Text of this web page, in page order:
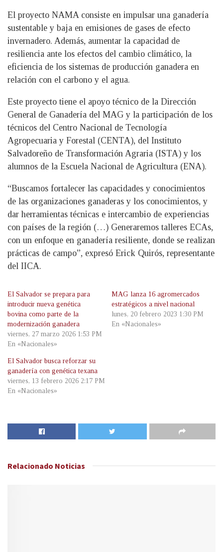
El proyecto NAMA consiste en impulsar una ganadería
sustentable y baja en emisiones de gases de efecto
invernadero. Además, aumentar la capacidad de
resiliencia ante los efectos del cambio climático, la
eficiencia de los sistemas de producción ganadera en
relación con el carbono y el agua.
Este proyecto tiene el apoyo técnico de la Dirección
General de Ganadería del MAG y la participación de los
técnicos del Centro Nacional de Tecnología
Agropecuaria y Forestal (CENTA), del Instituto
Salvadoreño de Transformación Agraria (ISTA) y los
alumnos de la Escuela Nacional de Agricultura (ENA).
“Buscamos fortalecer las capacidades y conocimientos
de las organizaciones ganaderas y los conocimientos, y
dar herramientas técnicas e intercambio de experiencias
con países de la región (…) Generaremos talleres ECAs,
con un enfoque en ganadería resiliente, donde se realizan
prácticas de campo”, expresó Erick Quirós, representante
del IICA.
El Salvador se prepara para
introducir nueva genética
bovina como parte de la
modernización ganadera
viernes, 27 marzo 2026 1:53 PM
En «Nacionales»
MAG lanza 16 agromercados
estratégicos a nivel nacional
lunes, 20 febrero 2023 1:30 PM
En «Nacionales»
El Salvador busca reforzar su
ganadería con genética texana
viernes, 13 febrero 2026 2:17 PM
En «Nacionales»
Relacionado Noticias